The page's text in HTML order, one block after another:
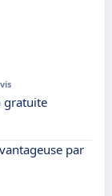
gratuite
par